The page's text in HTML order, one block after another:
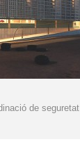
de seguretat